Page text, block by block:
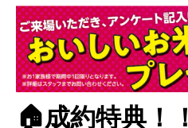
🏠成約特典！！